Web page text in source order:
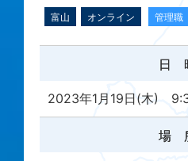
富山 オンライン 管理職
日
2023年1月19日(木)
場